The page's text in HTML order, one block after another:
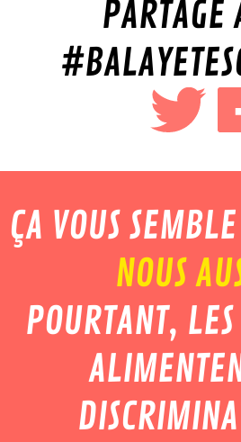
PARTAGE
ÇA VOUS
NOUS
POURTANT,